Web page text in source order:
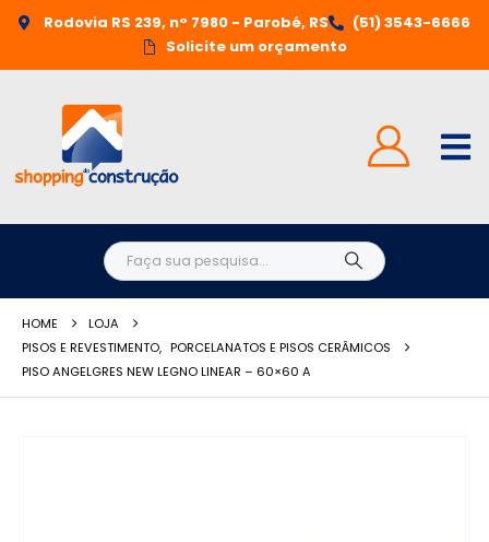
Rodovia RS 239, n° 7980 - Parobé, RS
(51) 3543-6666
Solicite um orçamento
HOME
LOJA
PISOS E REVESTIMENTO, PORCELANATOS E PISOS CERÂMICOS
PISO ANGELGRES NEW LEGNO LINEAR – 60×60 A